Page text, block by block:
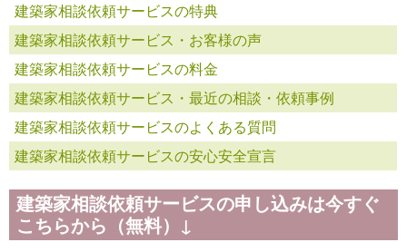
建築家相談依頼サービスの特典
建築家相談依頼サービス・お客様の声
建築家相談依頼サービスの料金
建築家相談依頼サービス・最近の相談・依頼事例
建築家相談依頼サービスのよくある質問
建築家相談依頼サービスの安心安全宣言
建築家相談依頼サービスの申し込みは今すぐ
こちらから（無料）↓